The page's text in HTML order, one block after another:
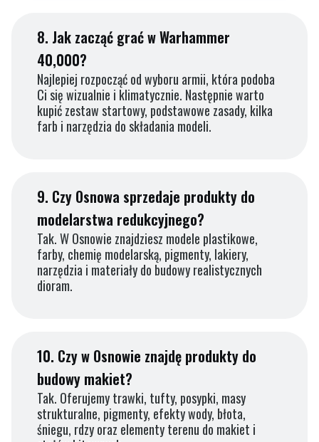
8. Jak zacząć grać w Warhammer
40,000?
Najlepiej rozpocząć od wyboru armii, która podoba
Ci się wizualnie i klimatycznie. Następnie warto
kupić zestaw startowy, podstawowe zasady, kilka
farb i narzędzia do składania modeli.
9. Czy Osnowa sprzedaje produkty do
modelarstwa redukcyjnego?
Tak. W Osnowie znajdziesz modele plastikowe,
farby, chemię modelarską, pigmenty, lakiery,
narzędzia i materiały do budowy realistycznych
dioram.
10. Czy w Osnowie znajdę produkty do
budowy makiet?
Tak. Oferujemy trawki, tufty, posypki, masy
strukturalne, pigmenty, efekty wody, błota,
śniegu, rdzy oraz elementy terenu do makiet i